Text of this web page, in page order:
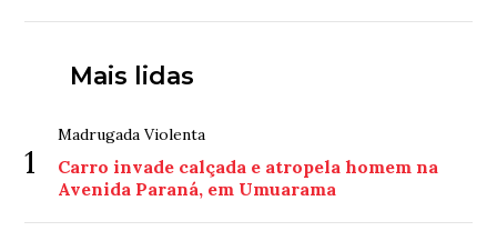
Mais lidas
1
Madrugada Violenta
Carro invade calçada e atropela homem na
Avenida Paraná, em Umuarama